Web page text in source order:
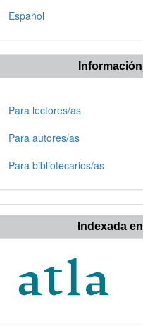
Español
Información
Para lectores/as
Para autores/as
Para bibliotecarios/as
Indexada en